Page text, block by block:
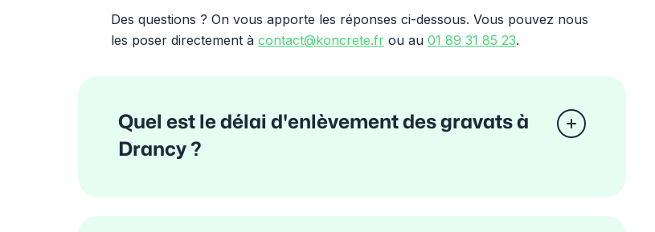
Des questions ? On vous apporte les réponses ci-dessous. Vous pouvez nous
les poser directement àcontact@koncrete.fr ou au01 89 31 85 23.
Quel est le délai d'enlèvement des gravats à
Drancy ?